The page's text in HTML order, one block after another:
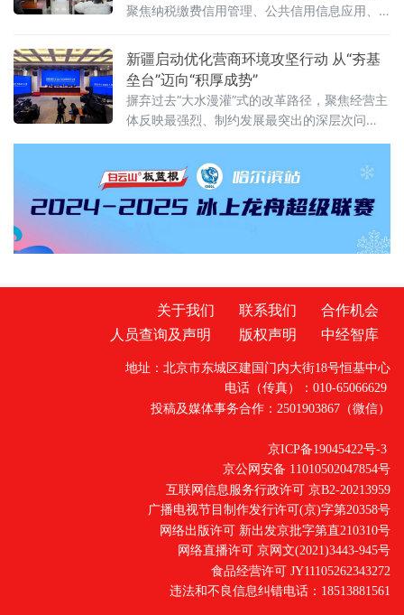
聚焦纳税缴费信用管理、公共信用信息应用、
统解读税费一体信用评价、信用修复、信息查
询与应用等实操要点。参会企业代
新疆启动优化营商环境攻坚行动 从“夯基
垒台”迈向“积厚成势”
摒弃过去“大水漫灌”式的改革路径，聚焦经营主
体反映最强烈、制约发展最突出的深层次问
措”提升环境“软实力”，将新疆打造为各类经营
主体近悦远来的热土。
关于我们 联系我们
合作机会
人员查询及声明
版权声明 中经智库
地址：北京市东城区建国门内大街18号恒基中心
电话（传真）：010-65066629
投稿及媒体事务合作：2501903867（微信）
京ICP备19045422号-3
京公网安备 11010502047854号
互联网信息服务行政许可 京B2-20213959
广播电视节目制作发行许可(京)字第20358号
网络出版许可 新出发京批字第直210310号
网络直播许可 京网文(2021)3443-945号
食品经营许可 JY11105262343272
违法和不良信息纠错电话：18513881561